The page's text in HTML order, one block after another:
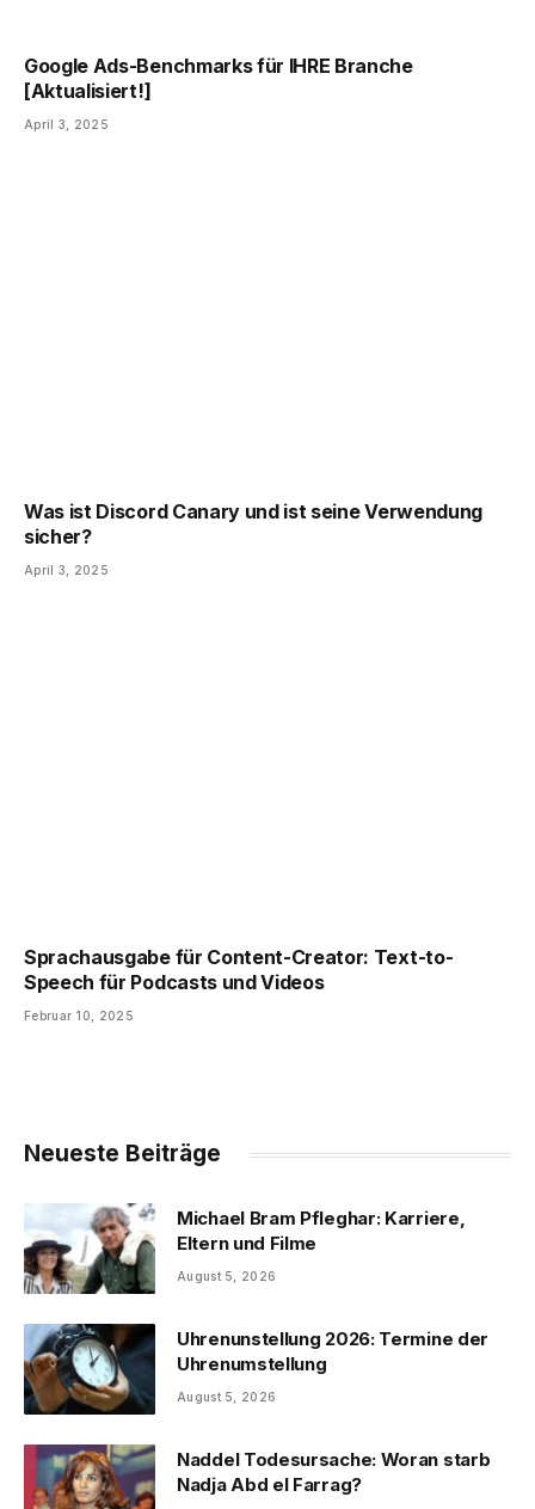
Google Ads-Benchmarks für IHRE Branche
[Aktualisiert!]
April 3, 2025
Was ist Discord Canary und ist seine Verwendung
sicher?
April 3, 2025
Sprachausgabe für Content-Creator: Text-to-
Speech für Podcasts und Videos
Februar 10, 2025
Neueste Beiträge
Michael Bram Pfleghar: Karriere,
Eltern und Filme
August 5, 2026
Uhrenunstellung 2026: Termine der
Uhrenumstellung
August 5, 2026
Naddel Todesursache: Woran starb
Nadja Abd el Farrag?